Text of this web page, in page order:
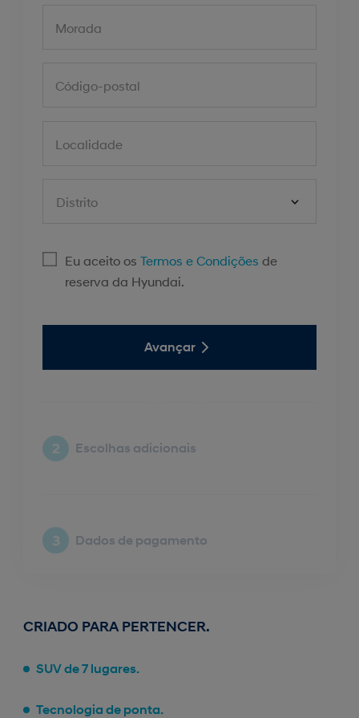
Morada
Código-postal
Localidade
Distrito
Eu aceito osTermos e Condições de
reserva da Hyundai.
2 Escolhas adicionais
3 Dados de pagamento
Avançar
CRIADO PARA PERTENCER.
SUV de 7 lugares.
Tecnologia de ponta.